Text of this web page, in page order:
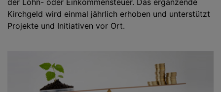
Kirchgeld wird einmal jährlich erhoben und unterstützt
Projekte und Initiativen vor Ort.